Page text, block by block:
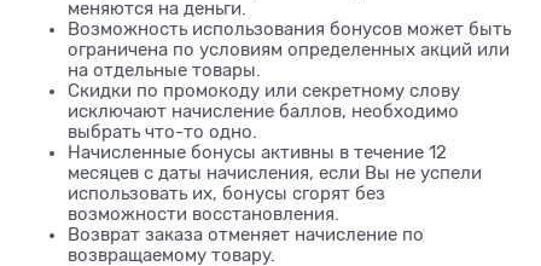
меняются на деньги.
Возможность использования бонусов может быть
ограничена по условиям определенных акций или
на отдельные товары.
Скидки по промокоду или секретному слову
исключают начисление баллов, необходимо
выбрать что-то одно.
Начисленные бонусы активны в течение 12
месяцев с даты начисления, если Вы не успели
использовать их, бонусы сгорят без
возможности восстановления.
Возврат заказа отменяет начисление по
возвращаемому товару.